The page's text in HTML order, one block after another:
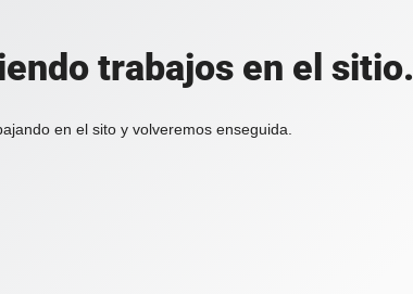
trabajos en el sitio.
en el sito y volveremos enseguida.